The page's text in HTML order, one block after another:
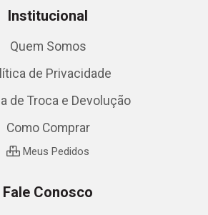
Institucional
Quem Somos
de Privacidade
de Troca e Devolução
Como Comprar
Meus Pedidos
Fale Conosco